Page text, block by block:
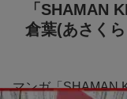
「SHAMAN
倉葉(あさく
マンガ「SHAMAN